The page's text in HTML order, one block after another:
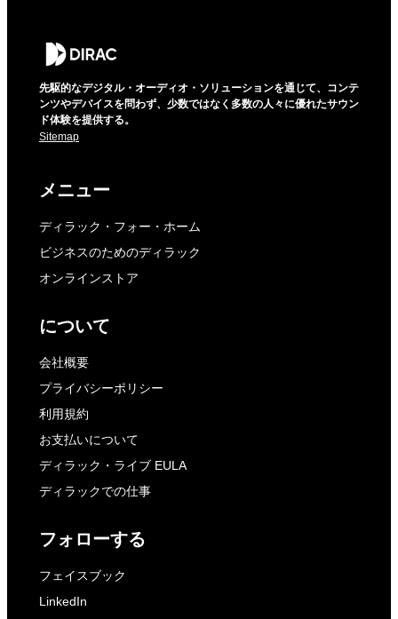
先駆的なデジタル・オーディオ・ソリューションを通じて、コンテ
ンツやデバイスを問わず、少数ではなく多数の人々に優れたサウン
ド体験を提供する。
Sitemap
メニュー
ディラック・フォー・ホーム
ビジネスのためのディラック
オンラインストア
について
会社概要
プライバシーポリシー
利用規約
お支払いについて
ディラック・ライブ EULA
ディラックでの仕事
フォローする
フェイスブック
LinkedIn